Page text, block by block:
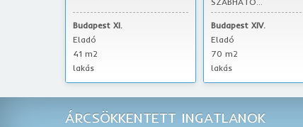
Budapest XI.
Eladó
41 m2
lakás
Budapest XIV.
Eladó
70 m2
lakás
ÁRCSÖKKENTETT INGATLANOK